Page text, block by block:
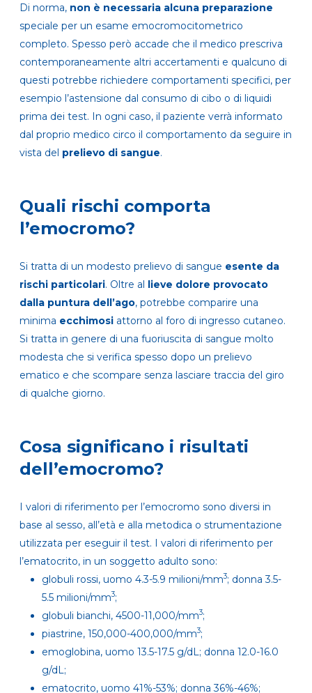
Di norma, non è necessaria alcuna preparazione
speciale per un esame emocromocitometrico
completo. Spesso però accade che il medico prescriva
contemporaneamente altri accertamenti e qualcuno di
questi potrebbe richiedere comportamenti specifici, per
esempio l’astensione dal consumo di cibo o di liquidi
prima dei test. In ogni caso, il paziente verrà informato
dal proprio medico circo il comportamento da seguire in
vista del prelievo di sangue.
Quali rischi comporta
l’emocromo?
Si tratta di un modesto prelievo di sangue esente da
rischi particolari. Oltre al lieve dolore provocato
dalla puntura dell’ago, potrebbe comparire una
minima ecchimosi attorno al foro di ingresso cutaneo.
Si tratta in genere di una fuoriuscita di sangue molto
modesta che si verifica spesso dopo un prelievo
ematico e che scompare senza lasciare traccia del giro
di qualche giorno.
Cosa significano i risultati
dell’emocromo?
I valori di riferimento per l’emocromo sono diversi in
base al sesso, all’età e alla metodica o strumentazione
utilizzata per eseguir il test. I valori di riferimento per
l’ematocrito, in un soggetto adulto sono:
globuli rossi, uomo 4.3-5.9 milioni/mm3; donna 3.5-
5.5 milioni/mm3;
globuli bianchi, 4500-11,000/mm3;
piastrine, 150,000-400,000/mm3;
emoglobina, uomo 13.5-17.5 g/dL; donna 12.0-16.0
g/dL;
ematocrito, uomo 41%-53%; donna 36%-46%;